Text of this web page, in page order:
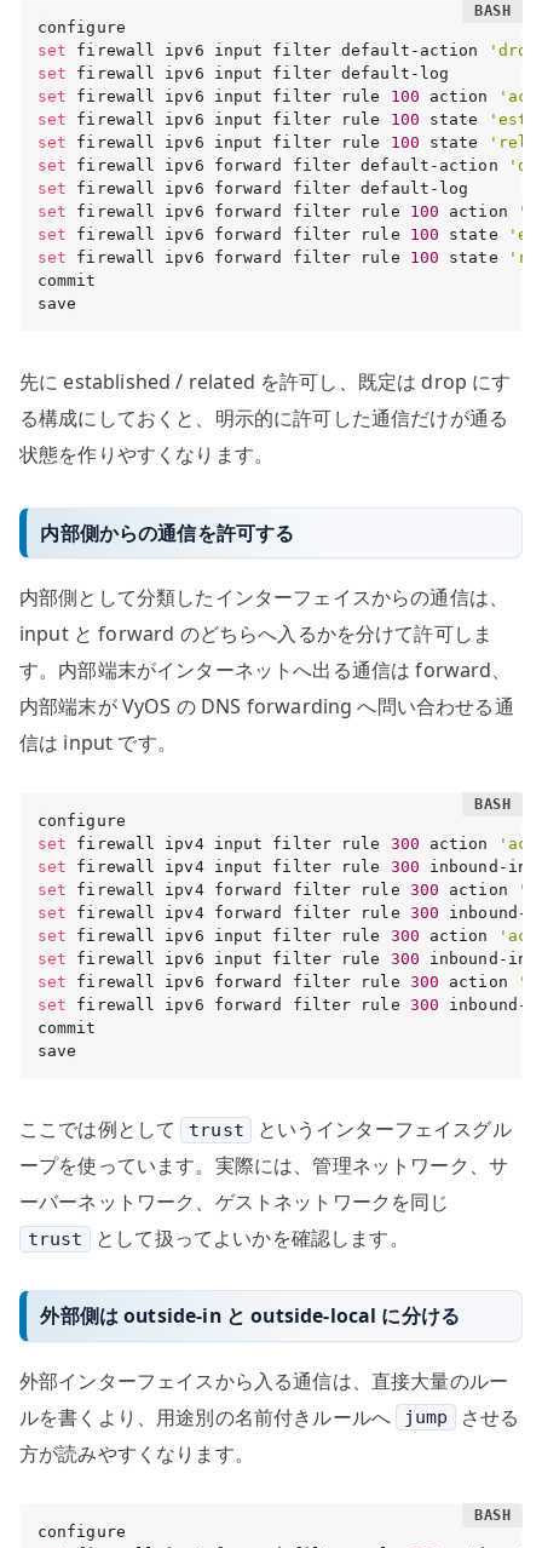
set firewall ipv6 input filter default-action
set
set firewall ipv6 input filter rule 100 action
set firewall ipv6 input filter rule 100 state
set firewall ipv6 input filter rule 100 state
set firewall ipv6 forward filter default-action
set
set firewall ipv6 forward filter rule 100 action
set firewall ipv6 forward filter rule 100 state
set firewall ipv6 forward filter rule 100 state
commit
save
先に established / related を許可し、既定は drop にす
る構成にしておくと、明示的に許可した通信だけが通る
状態を作りやすくなります。
内部側からの通信を許可する
内部側として分類したインターフェイスからの通信は、
input と forward のどちらへ入るかを分けて許可しま
す。内部端末がインターネットへ出る通信は forward、
内部端末が VyOS の DNS forwarding へ問い合わせる通
信は input です。
set firewall ipv4 input filter rule 300 action
set firewall ipv4 input filter rule 300 inbound-
set firewall ipv4 forward filter rule 300 action
set firewall ipv4 forward filter rule 300 inbound-
set firewall ipv6 input filter rule 300 action
set firewall ipv6 input filter rule 300 inbound-
set firewall ipv6 forward filter rule 300 action
set firewall ipv6 forward filter rule 300 inbound-
commit
save
ここでは例として trust
というインターフェイスグル
ープを使っています。実際には、管理ネットワーク、サ
ーバーネットワーク、ゲストネットワークを同じ
trust として扱ってよいかを確認します。
外部側は outside-in と outside-local に分ける
外部インターフェイスから入る通信は、直接大量のルー
ルを書くより、用途別の名前付きルールへ
jump
させる
方が読みやすくなります。